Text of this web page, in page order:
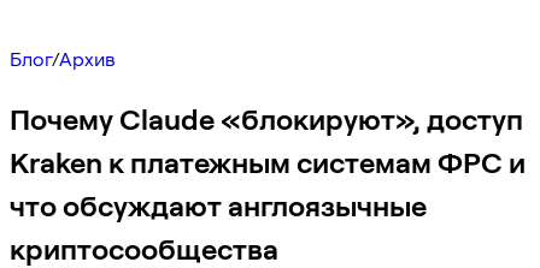
Блог/Архив
Почему Claude «блокируют», доступ
Kraken к платежным системам ФРС и
что обсуждают англоязычные
криптосообщества